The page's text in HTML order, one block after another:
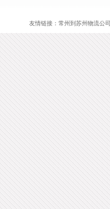
友情链接： 常州到苏州物流公司